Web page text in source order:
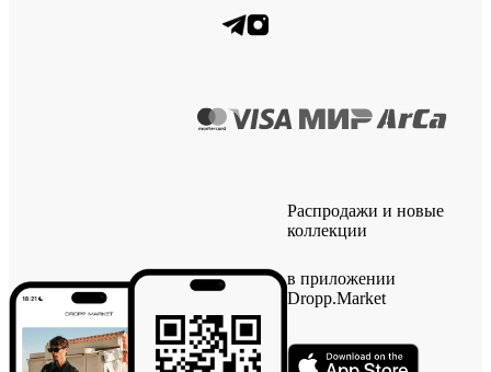
Распродажи и новые
коллекции
в приложении
Dropp.Market